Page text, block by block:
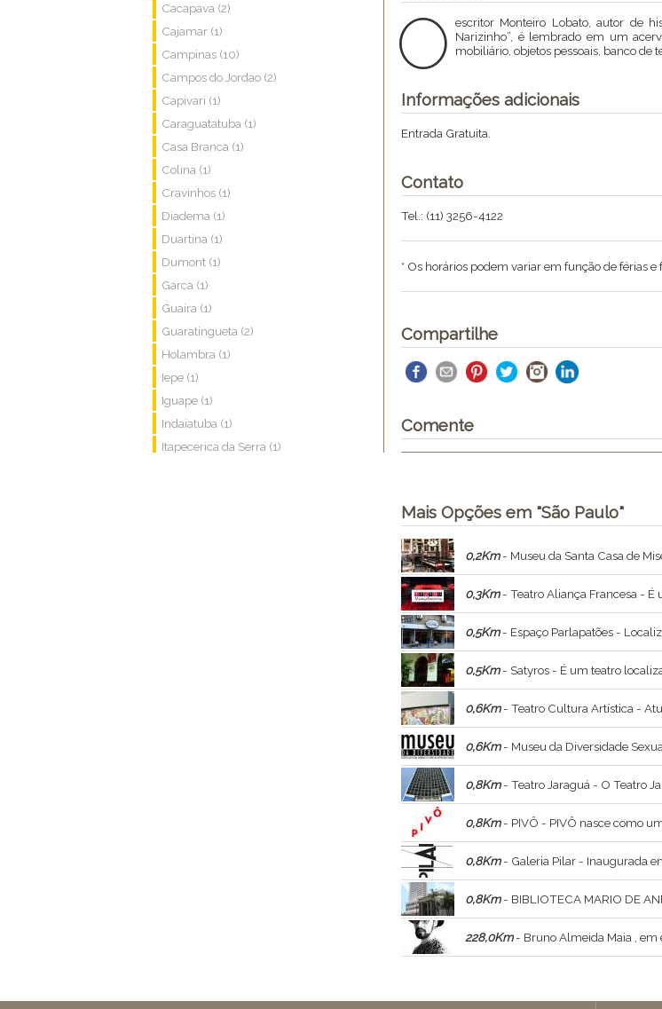
Cacapava (2)
Cajamar (1)
Campinas (10)
Campos do Jordao (2)
Capivari (1)
Caraguatatuba (1)
Casa Branca (1)
Colina (1)
Cravinhos (1)
Diadema (1)
Duartina (1)
Dumont (1)
Garca (1)
Guaira (1)
Guaratingueta (2)
Holambra (1)
Iepe (1)
Iguape (1)
Indaiatuba (1)
Itapecerica da Serra (1)
Pirapora do Bom Jesus (1)
O escritor Monteiro Lobato, autor de
Narizinho”, é lembrado em um
mobiliário, objetos pessoais, banco de
Informações adicionais
Entrada Gratuita.
Contato
Tel.: (11) 3256-4122
* Os horários podem variar em função de férias
Compartilhe
Comente
Mais Opções em "São Paulo"
0,2Km- Museu da Santa Casa de Misericórdia de São Paulo - Foi fundado
0,3Km- Teatro Aliança Francesa - É
0,5Km- Espaço Parlapatões -
0,5Km- Satyros - É um teatro
0,6Km- Teatro Cultura Artística - Atualmente fechado
0,6Km- Museu da Diversidade Sexual -
0,8Km- Teatro Jaraguá - O Teatro Jaraguá é administrado pela Mamberti
0,8Km- PIVÔ - PIVÔ nasce como
0,8Km- Galeria Pilar - Inaugurada
0,8Km- BIBLIOTECA MARIO DE ANDRADE - Com acervo de cerca de 3,3 milhões itens, entre livros,
228,0Km- Bruno Almeida Maia , em entrevista para o GuiaDasArtes - Bruno